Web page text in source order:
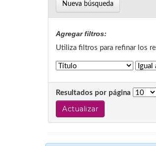
Nueva búsqueda
Agregar filtros:
Utiliza filtros para refinar los
Resultados por página